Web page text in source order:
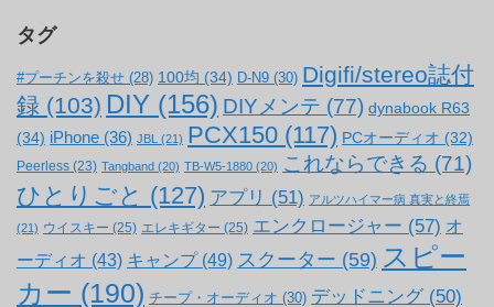
タグ
#プーチンを殺せ (28) 100均 (34) D-N9 (30) Digifi/stereo誌付
録 (103) DIY (156) DIYメンテ (77) dynabook R63
(34) iPhone (36) JBL (21) PCX150 (117) PCオーディオ (32)
Peerless (23) Tangband (20) TB-W5-1880 (20) これならできる (71)
ひとりごと (127) アプリ (51) アルツハイマー病 真実と終焉
(21) ウイスキー (25) エレキギター (25) エンクロージャー (57) オ
ーディオ (43) キャンプ(49) スクーター (59) スピー
カー (190) チープ・オーディオ (30) デッドニング (50)